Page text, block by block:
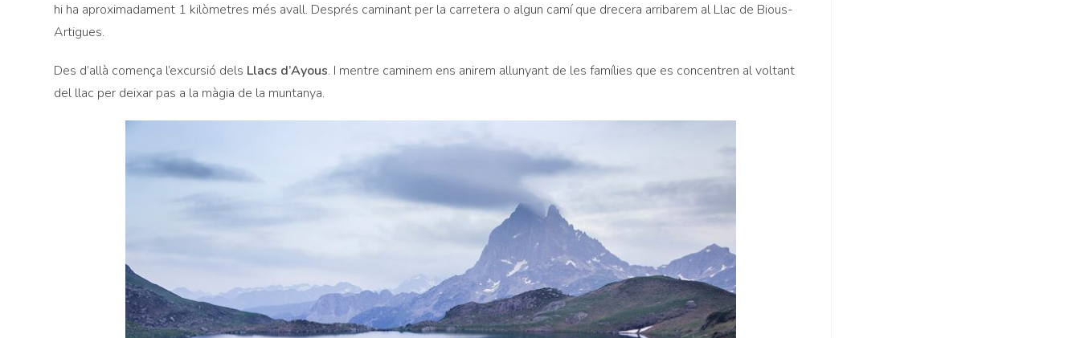
hi ha aproximadament 1 kilòmetres més avall. Després caminant per la carretera o algun camí que drecera arribarem al Llac de Bious-
Artigues.
Des d’allà comença l’excursió dels Llacs d’Ayous. I mentre caminem ens anirem allunyant de les famílies que es concentren al voltant
del llac per deixar pas a la màgia de la muntanya.